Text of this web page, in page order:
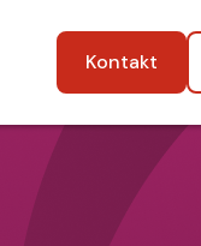
Kontakt